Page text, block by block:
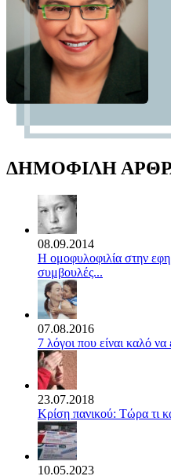
ΔΗΜΟΦΙΛΗ
08.09.2014
Η ομοφυλοφιλία στην
συμβουλές...
07.08.2016
7 λόγοι που είναι καλό
23.07.2018
Κρίση πανικού: Τώρα τι
10.05.2023